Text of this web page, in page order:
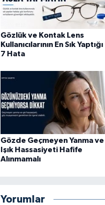
Gözlük ve Kontak Lens
Kullanıcılarının En Sık Yaptığı
7 Hata
Gözde Geçmeyen Yanma ve
Işık Hassasiyeti Hafife
Alınmamalı
Yorumlar